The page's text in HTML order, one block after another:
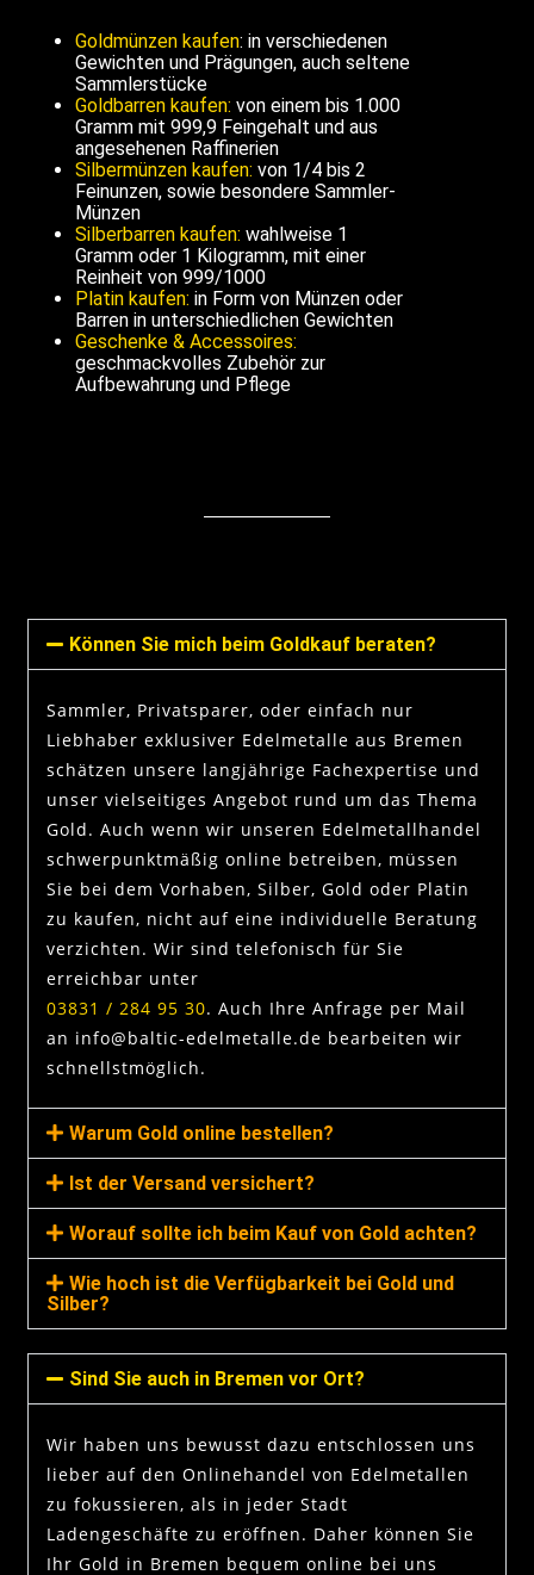
Goldmünzen kaufen: in verschiedenen
Gewichten und Prägungen, auch seltene
Sammlerstücke
Goldbarren kaufen: von einem bis 1.000
Gramm mit 999,9 Feingehalt und aus
angesehenen Raffinerien
Silbermünzen kaufen: von 1/4 bis 2
Feinunzen, sowie besondere Sammler-
Münzen
Silberbarren kaufen: wahlweise 1
Gramm oder 1 Kilogramm, mit einer
Reinheit von 999/1000
Platin kaufen: in Form von Münzen oder
Barren in unterschiedlichen Gewichten
Geschenke & Accessoires:
geschmackvolles Zubehör zur
Aufbewahrung und Pflege
Können Sie mich beim Goldkauf beraten?
Sammler, Privatsparer, oder einfach nur
Liebhaber exklusiver Edelmetalle aus Bremen
schätzen unsere langjährige Fachexpertise und
unser vielseitiges Angebot rund um das Thema
Gold. Auch wenn wir unseren Edelmetallhandel
schwerpunktmäßig online betreiben, müssen
Sie bei dem Vorhaben, Silber, Gold oder Platin
zu kaufen, nicht auf eine individuelle Beratung
verzichten. Wir sind telefonisch für Sie
erreichbar unter
03831 / 284 95 30. Auch Ihre Anfrage per Mail
an info@baltic-edelmetalle.de bearbeiten wir
schnellstmöglich.
Warum Gold online bestellen?
Ist der Versand versichert?
Worauf sollte ich beim Kauf von Gold achten?
Wie hoch ist die Verfügbarkeit bei Gold und
Silber?
Sind Sie auch in Bremen vor Ort?
Wir haben uns bewusst dazu entschlossen uns
lieber auf den Onlinehandel von Edelmetallen
zu fokussieren, als in jeder Stadt
Ladengeschäfte zu eröffnen. Daher können Sie
Ihr Gold in Bremen bequem online bei uns